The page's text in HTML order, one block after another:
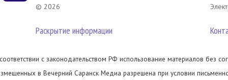
© 2026
Раскрытие информации
с законодательством РФ использование материалов без
в Вечерний Саранск Медиа разрешена при условии